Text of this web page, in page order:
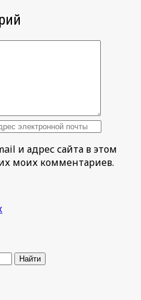
и адрес сайта в этом
моих комментариев.